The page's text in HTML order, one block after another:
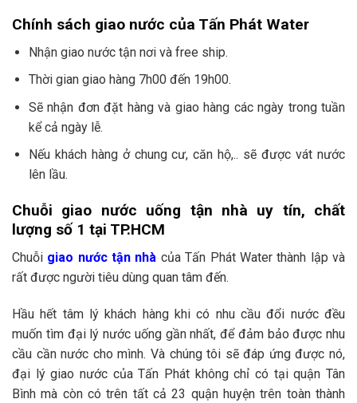
Chính sách giao nước của Tấn Phát Water
Nhận giao nước tận nơi và free ship.
Thời gian giao hàng 7h00 đến 19h00.
Sẽ nhận đơn đặt hàng và giao hàng các ngày trong tuần
kể cả ngày lễ.
Nếu khách hàng ở chung cư, căn hộ,.. sẽ được vát nước
lên lầu.
Chuỗi giao nước uống tận nhà uy tín, chất
lượng số 1 tại TP.HCM
Chuỗi giao nước tận nhà của Tấn Phát Water thành lập và
rất được người tiêu dùng quan tâm đến.
Hầu hết tâm lý khách hàng khi có nhu cầu đổi nước đều
muốn tìm đại lý nước uống gần nhất, để đảm bảo được nhu
cầu cần nước cho mình. Và chúng tôi sẽ đáp ứng được nó,
đại lý giao nước của Tấn Phát không chỉ có tại quận Tân
Bình mà còn có trên tất cả 23 quận huyện trên toàn thành